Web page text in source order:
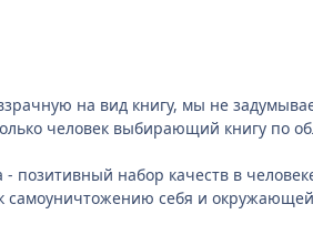
на вид книгу, мы не
человек выбирающий книгу по
набор качеств в
самоуничтожению себя и окружающей